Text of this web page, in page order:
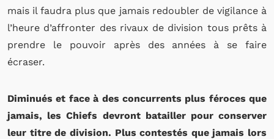
mais il faudra plus que jamais redoubler de vigilance à
l’heure d’affronter des rivaux de division tous prêts à
prendre le pouvoir après des années à se faire
écraser.
Diminués et face à des concurrents plus féroces que
jamais, les Chiefs devront batailler pour conserver
leur titre de division. Plus contestés que jamais lors